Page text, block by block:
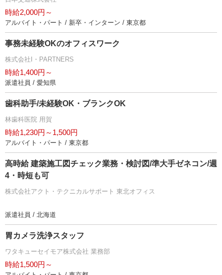
時給2,000円～
アルバイト・パート / 新卒・インターン / 東京都
事務未経験OKのオフィスワーク
株式会社I・PARTNERS
時給1,400円～
派遣社員 / 愛知県
歯科助手/未経験OK・ブランクOK
林歯科医院 用賀
時給1,230円～1,500円
アルバイト・パート / 東京都
高時給 建築施工図チェック業務・検討図/準大手ゼネコン/週
4・時短も可
株式会社アクト・テクニカルサポート 東北オフィス
派遣社員 / 北海道
胃カメラ洗浄スタッフ
ワタキューセイモア株式会社 業務部
時給1,500円～